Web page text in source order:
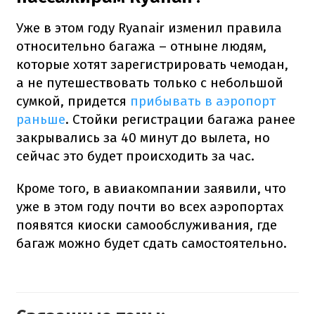
Уже в этом году Ryanair изменил правила
относительно багажа – отныне людям,
которые хотят зарегистрировать чемодан,
а не путешествовать только с небольшой
сумкой, придется прибывать в аэропорт
раньше. Стойки регистрации багажа ранее
закрывались за 40 минут до вылета, но
сейчас это будет происходить за час.
Кроме того, в авиакомпании заявили, что
уже в этом году почти во всех аэропортах
появятся киоски самообслуживания, где
багаж можно будет сдать самостоятельно.